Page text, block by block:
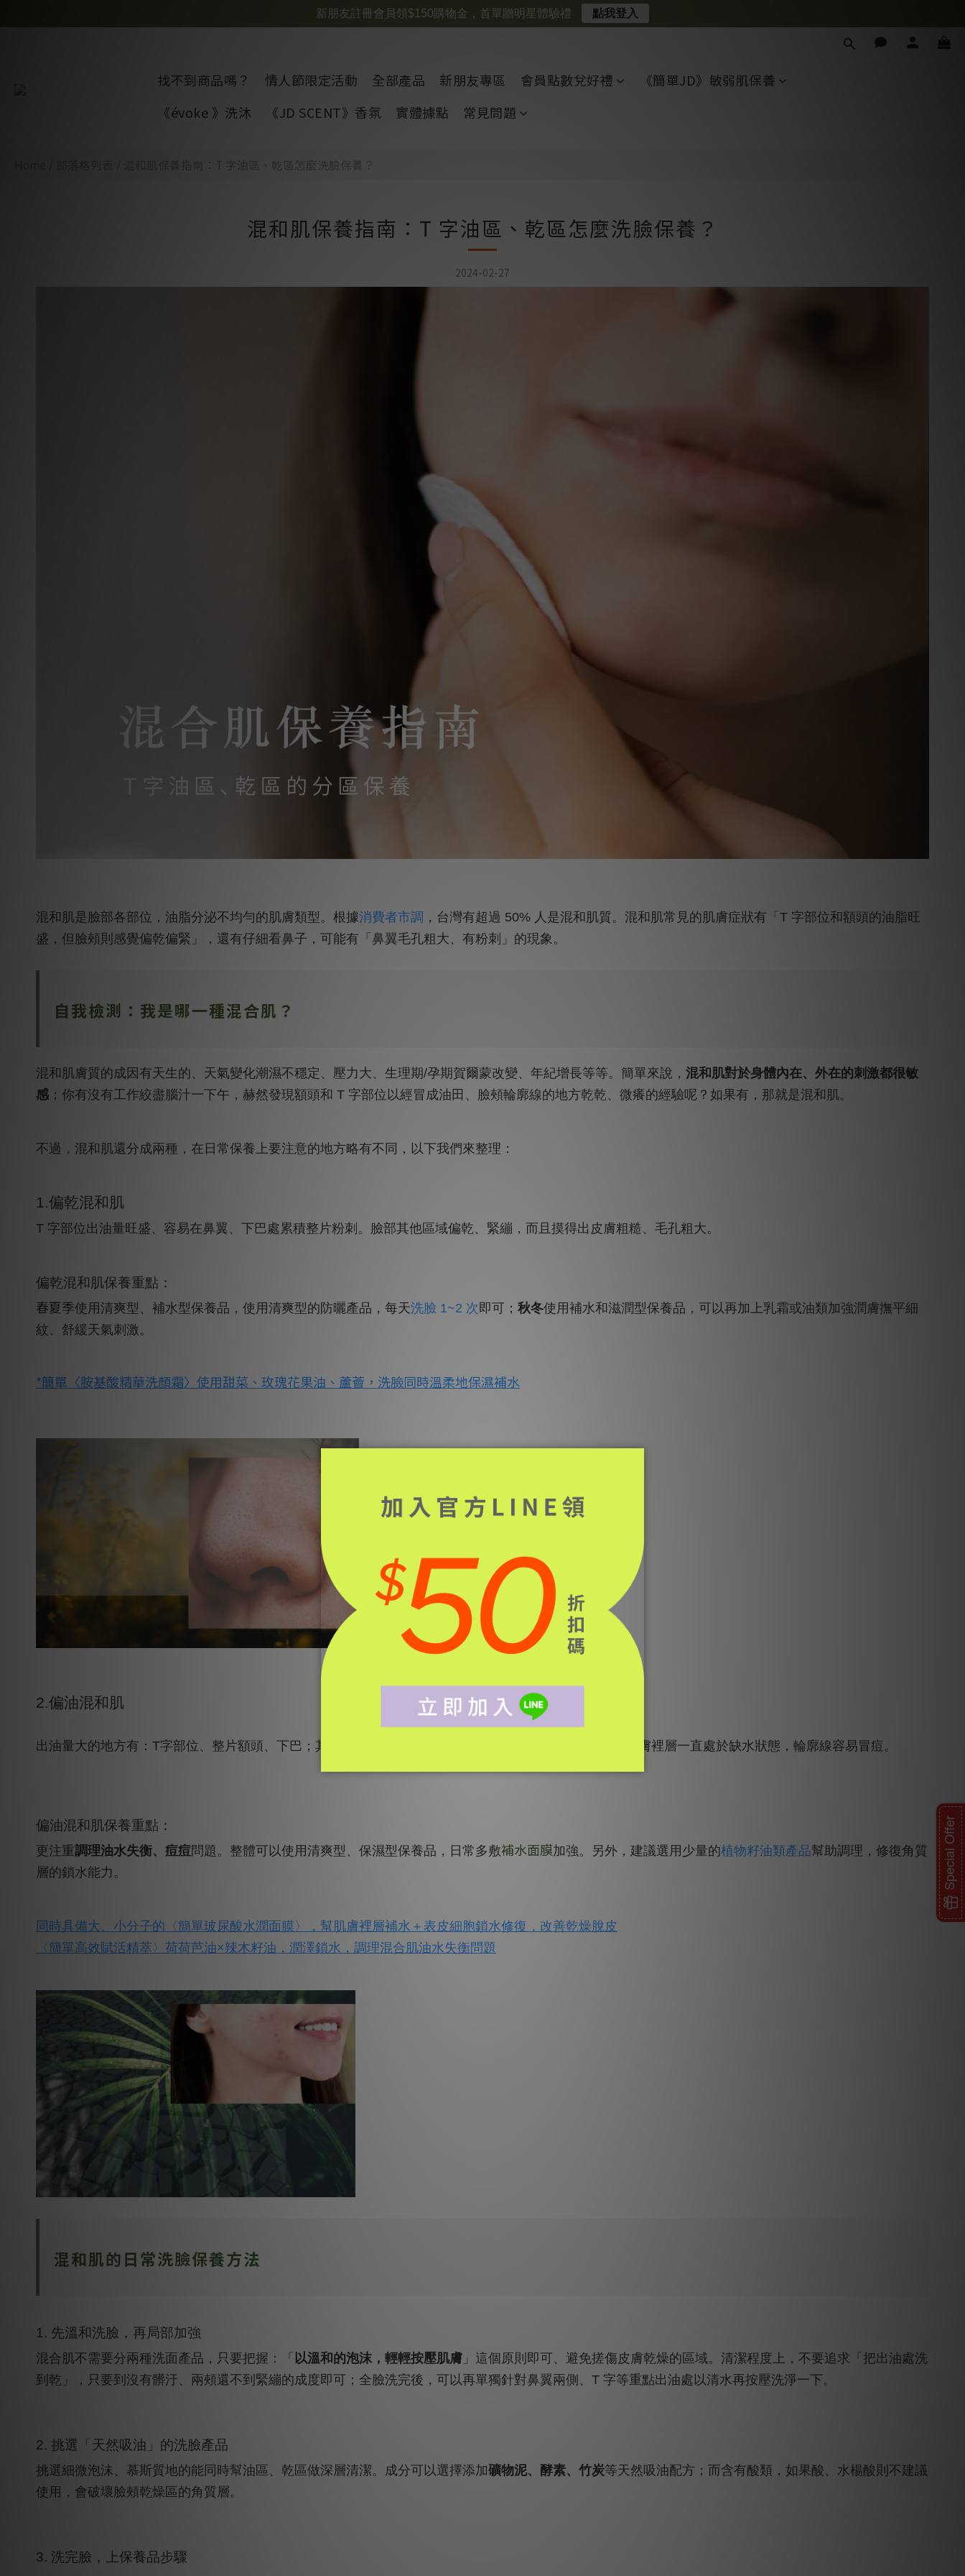
找不到商品嗎？ 情人節限定活動 全部產品 新朋友專區 會員點數兌好禮
《簡單JD》敏弱肌保養
《évoke 》洗沐
《JD SCENT》香氛 實體據點 常見問題
混和肌保養指南：T 字油區、乾區怎麼洗臉保養？
混和肌保養指南：T 字油區、乾區怎麼洗臉保養？
2024-02-27
混和肌是臉部各部位，油脂分泌不均勻的肌膚類型。根據消費者市調 ，台灣有超過 50% 人是混和肌質。混和肌常見的肌膚症狀有「T 字部位和額頭的油脂旺
盛，但臉頰則感覺偏乾偏緊」，還有仔細看鼻子，可能有「鼻翼毛孔粗大、有粉刺」的現象。
自我檢測：我是哪一種混合肌？
混和肌膚質的成因有天生的、天氣變化潮濕不穩定、壓力大、生理期/孕期賀爾蒙改變、年紀增長等等。簡單來說， 混和肌對於身體內在、外在的刺激都很敏
感 ；你有沒有工作絞盡腦汁一下午，赫然發現額頭和 T 字部位以經冒成油田、臉頰輪廓線的地方乾乾、微癢的經驗呢？如果有，那就是混和肌。
不過，混和肌還分成兩種，在日常保養上要注意的地方略有不同，以下我們來整理：
1.偏乾混和肌
T 字部位出油量旺盛、容易在鼻翼、下巴處累積整片粉刺。臉部其他區域偏乾、緊繃，而且摸得出皮膚粗糙、毛孔粗大。
偏乾混和肌保養重點：
春夏季使用清爽型、補水型保養品，使用清爽型的防曬產品，每天洗臉 1~2 次即可； 秋冬使用補水和滋潤型保養品，可以再加上乳霜或油類加強潤膚撫平細
紋、舒緩天氣刺激。
*簡單〈胺基酸精華洗顏霜〉使用甜菜、玫瑰花果油、蘆薈，洗臉同時溫柔地保濕補水
2.偏油混和肌
出油量大的地方有：T字部位、整片額頭、下巴；其他部位乾燥。而且雖然肌膚表面泛油，但可以感受到肌膚裡層一直處於缺水狀態，輪廓線容易冒痘。
偏油混和肌保養重點：
更注重調理油水失衡、痘痘問題。整體可以使用清爽型、保濕型保養品，日常多敷補水面膜加強。另外，建議選用少量的植物籽油類產品幫助調理，修復角質
層的鎖水能力。
同時具備大、小分子的〈簡單玻尿酸水潤面膜〉，幫肌膚裡層補水＋表皮細胞鎖水修復，改善乾燥脫皮
〈簡單高效賦活精萃〉荷荷芭油×辣木籽油，潤澤鎖水，調理混合肌油水失衡問題
混和肌的日常洗臉保養方法
1. 先溫和洗臉，再局部加強
混合肌不需要分兩種洗面產品，只要把握：「 以溫和的泡沫，輕輕按壓肌膚 」這個原則即可、避免搓傷皮膚乾燥的區域。 清潔程度上，不要追求「把出油處洗
到乾」，只要到沒有髒汙、兩頰還不到緊繃的成度即可；全臉洗完後，可以再單獨針對鼻翼兩側、T 字等重點出油處以清水再按壓洗淨一下。
2. 挑選「天然吸油」的洗臉產品
挑選細微泡沫、慕斯質地的能同時幫油區、乾區做深層清潔。成分可以選擇添加礦物泥、酵素、竹炭等天然吸油配方；而含有酸類，如果酸、水楊酸則不建議
使用，會破壞臉頰乾燥區的角質層。
3. 洗完臉，上保養品步驟
Special Offer
新朋友註冊會員領$150購物金，首單贈明星體驗禮 點我登入